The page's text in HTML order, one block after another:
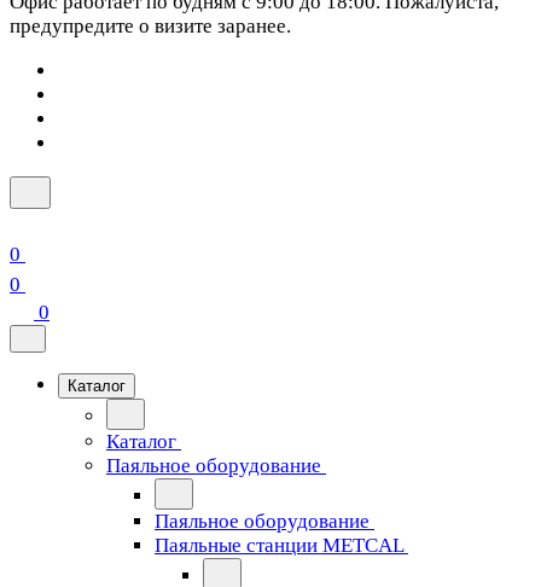
предупредите о визите заранее.
0
0
0
Каталог
Каталог
Паяльное оборудование
Паяльное оборудование
Паяльные станции METCAL